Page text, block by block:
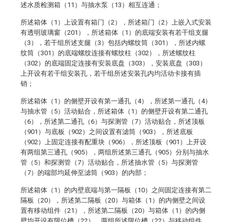
述水质检测箱（11）与抽水泵（13）相互连通；
所述箱体（1）上设置有箱门（2），所述箱门（2）上嵌入式安装
有透明玻璃窗（201），所述箱体（1）的底端安装有若干组支腿
（3），若干组所述支腿（3）包括内螺纹筒（301），所述内螺
纹筒（301）的底端螺纹连接有螺纹柱（302），所述螺纹柱
（302）的底端固定连接有安装底盘（303），安装底盘（303）
上开设有若干组安装孔，若干组所述安装孔内均活动卡接有插
销；
所述箱体（1）的侧壁开设有第一通孔（4），所述第一通孔（4）
与抽水管（5）活动贴合，所述箱体（1）的侧壁开设有第二通孔
（6），所述第二通孔（6）与探测管（7）活动贴合，所述顶板
（901）与底板（902）之间设置有滤筒（903），所述底板
（902）上固定连接有配重块（906），所述顶板（901）上开设
有两组第三通孔（905），两组所述第三通孔（905）分别与抽水
管（5）和探测管（7）活动贴合，所述抽水管（5）与探测管
（7）的端部均延伸至滤筒（903）的内部；
所述箱体（1）的内壁底端与第一隔板（10）之间固定连接有第二
隔板（20），所述第二隔板（20）与箱体（1）的内侧壁之间设
置有移动组件（21），所述第二隔板（20）与箱体（1）的内侧